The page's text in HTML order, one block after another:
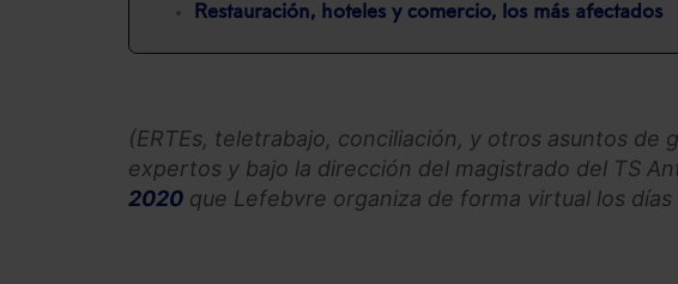
Restauración, hoteles y comercio, los más afectados
(ERTEs, teletrabajo, conciliación, y otros asuntos de
expertos y bajo la dirección del magistrado del TS
2020 que Lefebvre organiza de forma virtual los días